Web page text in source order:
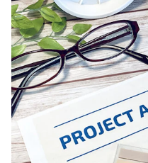
タブレット
スターリンク
スマートフォン
プロジェクター
展示会・オフィス什器
お問い合わせ
かんたん見積もり
資料ダウンロード